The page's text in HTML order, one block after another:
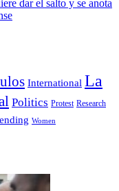
dar el salto y se anota
International La
Politics Protest Research
Women